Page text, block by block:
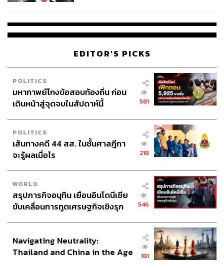
EDITOR'S PICKS
POLITICS
มหากาพย์โกงข้อสอบท้องถิ่น ก่อน
เดินหน้าสู่จุดจบในสัปดาห์นี้
581
POLITICS
เส้นทางคดี 44 สส. ในชั้นศาลฎีกา
จะรู้ผลเมื่อไร
218
WORLD
สรุปภารกิจอนุทิน เยือนอินโดนีเซีย
ขับเคลื่อนการทูตเศรษฐกิจเชิงรุก
546
Navigating Neutrality:
Thailand and China in the Age
181